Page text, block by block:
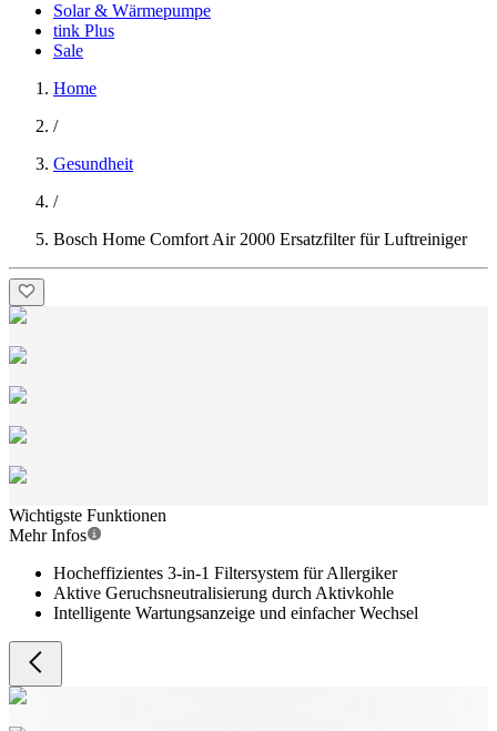
Solar & Wärmepumpe
tink Plus
Sale
Home
/
Gesundheit
/
Bosch Home Comfort Air 2000 Ersatzfilter für Luftreiniger
Wichtigste Funktionen
Mehr Infos
Hocheffizientes 3-in-1 Filtersystem für Allergiker
Aktive Geruchsneutralisierung durch Aktivkohle
Intelligente Wartungsanzeige und einfacher Wechsel